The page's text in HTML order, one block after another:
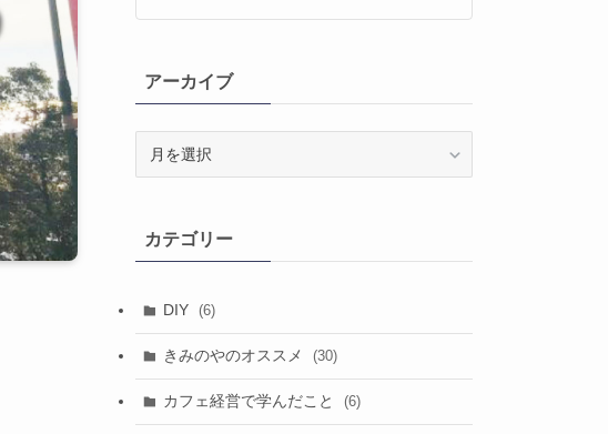
アーカイブ
ブカテゴリー
DIY (6)
きみのやのオススメ (30)
カフェ経営で学んだこと (6)